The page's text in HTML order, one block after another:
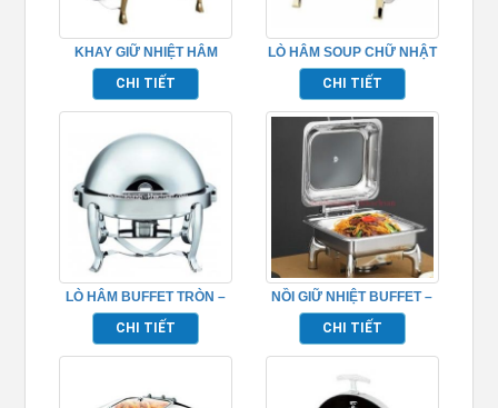
KHAY GIỮ NHIỆT HÂM
NÓNG THỨC ĂN BUFFET –
TP697031
CHI TIẾT
LÒ HÂM SOUP CHỮ NHẬT
– TP697028
CHI TIẾT
LÒ HÂM BUFFET TRÒN –
TP697025
CHI TIẾT
NỒI GIỮ NHIỆT BUFFET –
TP697017
CHI TIẾT